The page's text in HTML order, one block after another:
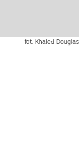
fot. Khaled Douglas